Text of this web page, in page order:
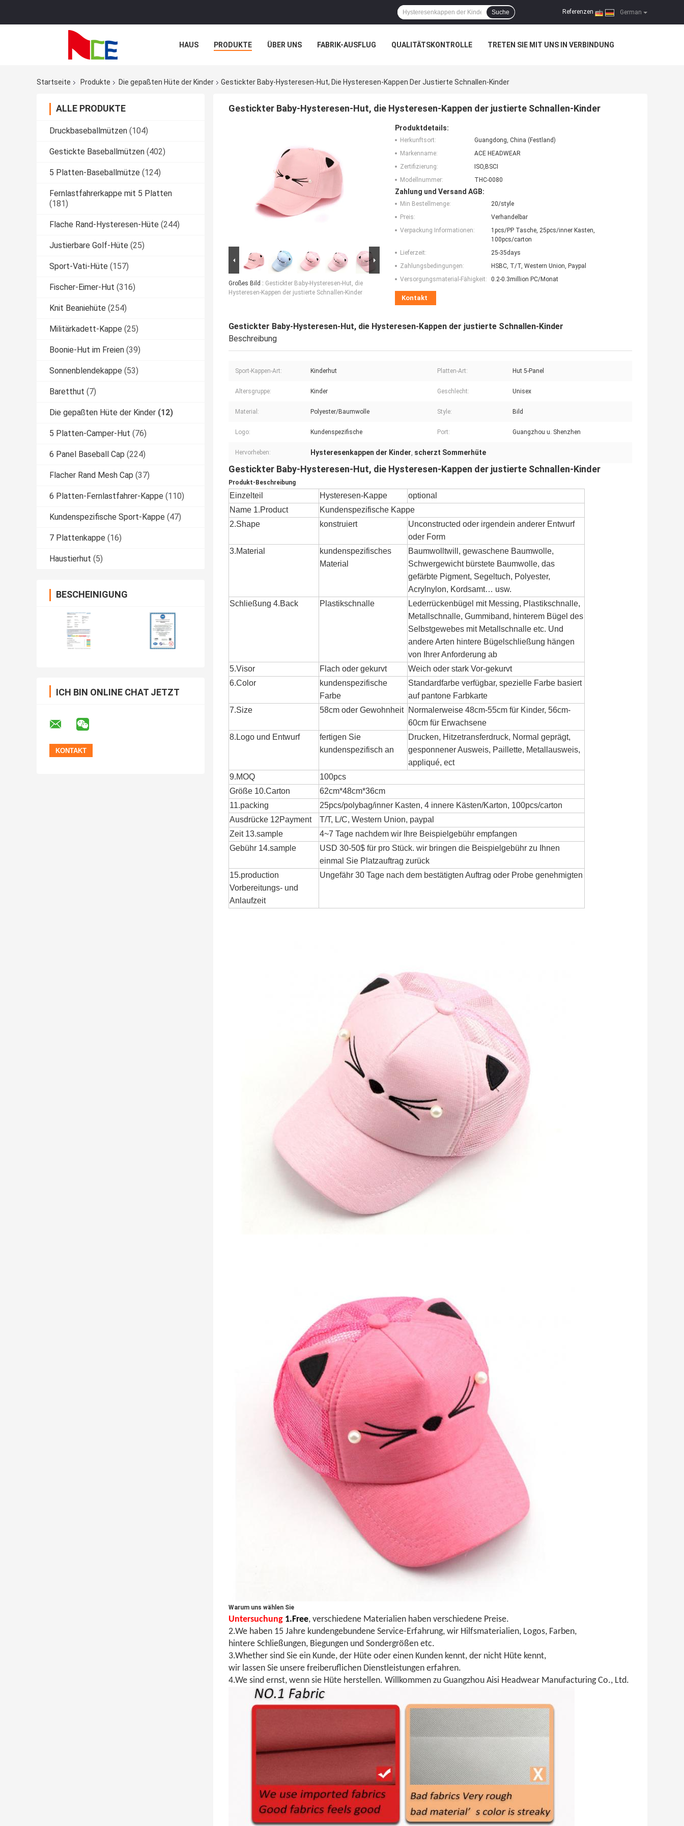
German
Referenzen |
Suche
HAUS PRODUKTE ÜBER UNS FABRIK-AUSFLUG QUALITÄTSKONTROLLE TRETEN SIE MIT UNS IN VERBINDUNG
Startseite
Produkte Die gepaßten Hüte der Kinder Gestickter Baby-Hysteresen-Hut, Die Hysteresen-Kappen Der Justierte Schnallen-Kinder
ALLE PRODUKTE
Druckbaseballmützen (104)
Gestickte Baseballmützen (402)
5 Platten-Baseballmütze (124)
Fernlastfahrerkappe mit 5 Platten
(181)
Flache Rand-Hysteresen-Hüte (244)
Justierbare Golf-Hüte (25)
Sport-Vati-Hüte (157)
Fischer-Eimer-Hut (316)
Knit Beaniehüte (254)
Militärkadett-Kappe (25)
Boonie-Hut im Freien (39)
Sonnenblendekappe (53)
Baretthut (7)
Die gepaßten Hüte der Kinder (12)
5 Platten-Camper-Hut (76)
6 Panel Baseball Cap (224)
Flacher Rand Mesh Cap (37)
6 Platten-Fernlastfahrer-Kappe (110)
Kundenspezifische Sport-Kappe (47)
7 Plattenkappe (16)
Haustierhut (5)
BESCHEINIGUNG
ICH BIN ONLINE CHAT JETZT
Gestickter Baby-Hysteresen-Hut, die Hysteresen-Kappen der justierte Schnallen-Kinder
Großes Bild : Gestickter Baby-Hysteresen-Hut, die
Hysteresen-Kappen der justierte Schnallen-Kinder
Produktdetails:
Herkunftsort:
Guangdong, China (Festland)
Markenname:
ACE HEADWEAR
Zertifizierung:
ISO,BSCI
Modellnummer:
THC-0080
Zahlung und Versand AGB:
Min Bestellmenge:
20/style
Preis:
Verhandelbar
Verpackung Informationen:
1pcs/PP Tasche, 25pcs/inner Kasten,
100pcs/carton
Lieferzeit:
25-35days
Zahlungsbedingungen:
HSBC, T/T, Western Union, Paypal
Versorgungsmaterial-Fähigkeit:
0.2-0.3million PC/Monat
Kontakt
Gestickter Baby-Hysteresen-Hut, die Hysteresen-Kappen der justierte Schnallen-Kinder
Beschreibung
Sport-Kappen-Art: Kinderhut Platten-Art: Hut 5-Panel
Altersgruppe: Kinder Geschlecht: Unisex
Material: Polyester/Baumwolle Style: Bild
Logo: Kundenspezifische Port: Guangzhou u. Shenzhen
Hervorheben: Hysteresenkappen der Kinder, scherzt Sommerhüte
Gestickter Baby-Hysteresen-Hut, die Hysteresen-Kappen der justierte Schnallen-Kinder
Produkt-Beschreibung
Einzelteil Hysteresen-Kappe
optional
Name 1.Product
Kundenspezifische Kappe
2.Shape
konstruiert
Unconstructed oder irgendein anderer Entwurf
oder Form
3.Material
kundenspezifisches
Material
Baumwolltwill, gewaschene Baumwolle,
Schwergewicht bürstete Baumwolle, das
gefärbte Pigment, Segeltuch, Polyester,
Acrylnylon, Kordsamt… usw.
Schließung 4.Back
Plastikschnalle
Lederrückenbügel mit Messing, Plastikschnalle,
Metallschnalle, Gummiband, hinterem Bügel des
Selbstgewebes mit Metallschnalle etc. Und
andere Arten hintere Bügelschließung hängen
von Ihrer Anforderung ab
5.Visor
Flach oder gekurvt
Weich oder stark Vor-gekurvt
6.Color
kundenspezifische
Farbe
Standardfarbe verfügbar, spezielle Farbe basiert
auf pantone Farbkarte
7.Size
58cm oder Gewohnheit
Normalerweise 48cm-55cm für Kinder, 56cm-
60cm für Erwachsene
8.Logo und Entwurf
fertigen Sie
kundenspezifisch an
Drucken, Hitzetransferdruck, Normal geprägt,
gesponnener Ausweis, Paillette, Metallausweis,
appliqué, ect
9.MOQ
100pcs
Größe 10.Carton
62cm*48cm*36cm
11.packing
25pcs/polybag/inner Kasten, 4 innere Kästen/Karton, 100pcs/carton
Ausdrücke 12Payment
T/T, L/C, Western Union, paypal
Zeit 13.sample
4~7 Tage nachdem wir Ihre Beispielgebühr empfangen
Gebühr 14.sample
USD 30-50$ für pro Stück. wir bringen die Beispielgebühr zu Ihnen
einmal Sie Platzauftrag zurück
15.production
Vorbereitungs- und
Anlaufzeit
Ungefähr 30 Tage nach dem bestätigten Auftrag oder Probe genehmigten
Warum uns wählen Sie
Untersuchung 1.Free, verschiedene Materialien haben verschiedene Preise.
2.We haben 15 Jahre kundengebundene Service-Erfahrung, wir Hilfsmaterialien, Logos, Farben,
hintere Schließungen, Biegungen und Sondergrößen etc.
3.Whether sind Sie ein Kunde, der Hüte oder einen Kunden kennt, der nicht Hüte kennt,
wir lassen Sie unsere freiberuflichen Dienstleistungen erfahren.
4.We sind ernst, wenn sie Hüte herstellen. Willkommen zu Guangzhou Aisi Headwear Manufacturing Co., Ltd.